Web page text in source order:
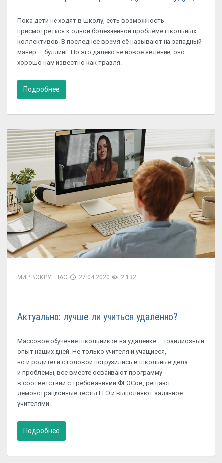
Пока дети не ходят в школу, есть возможность
присмотреться к одной болезненной проблеме школьных
коллективов. В последнее время её называют на западный
манер — буллинг. Но это далеко не новое явление, оно
хорошо нам известно как травля.
Подробнее
МИР ВОКРУГ НАС 27.04.2020 2 132
Актуально: лучше ли учиться удалённо?
Массовое обучение школьников на удалёнке — грандиозный
опыт наших дней. Не только учителя и учащиеся,
но и родители с головой погрузились в школьные дела
и проблемы, все вместе осваивают программу
в соответствии с требованиями ФГОСов, решают
демонстрационные тесты ЕГЭ и выполняют заданное
учителями.
Подробнее